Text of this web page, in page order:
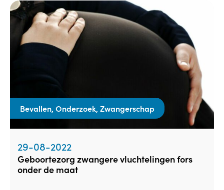
Bevallen, Onderzoek, Zwangerschap
29-08-2022
geboortezorg zwangere vluchtelingen fors
onder de maat